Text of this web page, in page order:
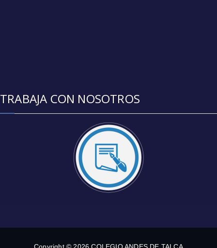
TRABAJA CON NOSOTROS
Copyright © 2026 COLEGIO ANDES DE TALCA